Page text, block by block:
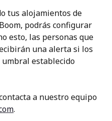
tus alojamientos de
podrás configurar
esto, las personas que
una alerta si los
establecido
a nuestro equipo
.